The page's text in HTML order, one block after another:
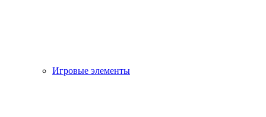
Игровые элементы